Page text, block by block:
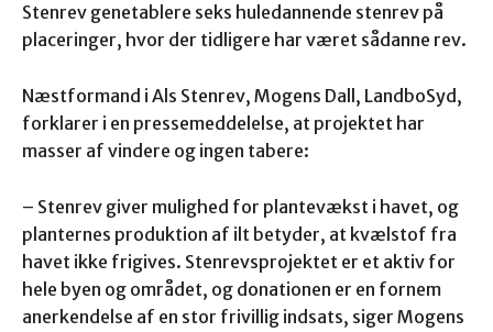
Stenrev genetablere seks huledannende stenrev på
placeringer, hvor der tidligere har været sådanne rev.
Næstformand i Als Stenrev, Mogens Dall, LandboSyd,
forklarer i en pressemeddelelse, at projektet har
masser af vindere og ingen tabere:
– Stenrev giver mulighed for plantevækst i havet, og
planternes produktion af ilt betyder, at kvælstof fra
havet ikke frigives. Stenrevsprojektet er et aktiv for
hele byen og området, og donationen er en fornem
anerkendelse af en stor frivillig indsats, siger Mogens